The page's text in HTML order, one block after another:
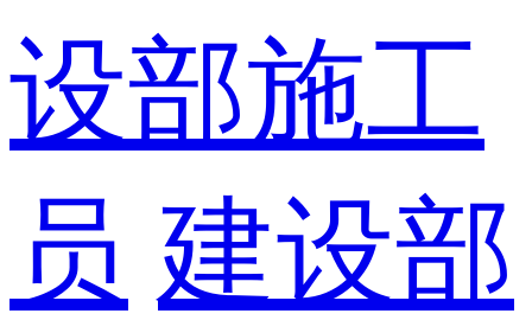
设部施工
员 建设部